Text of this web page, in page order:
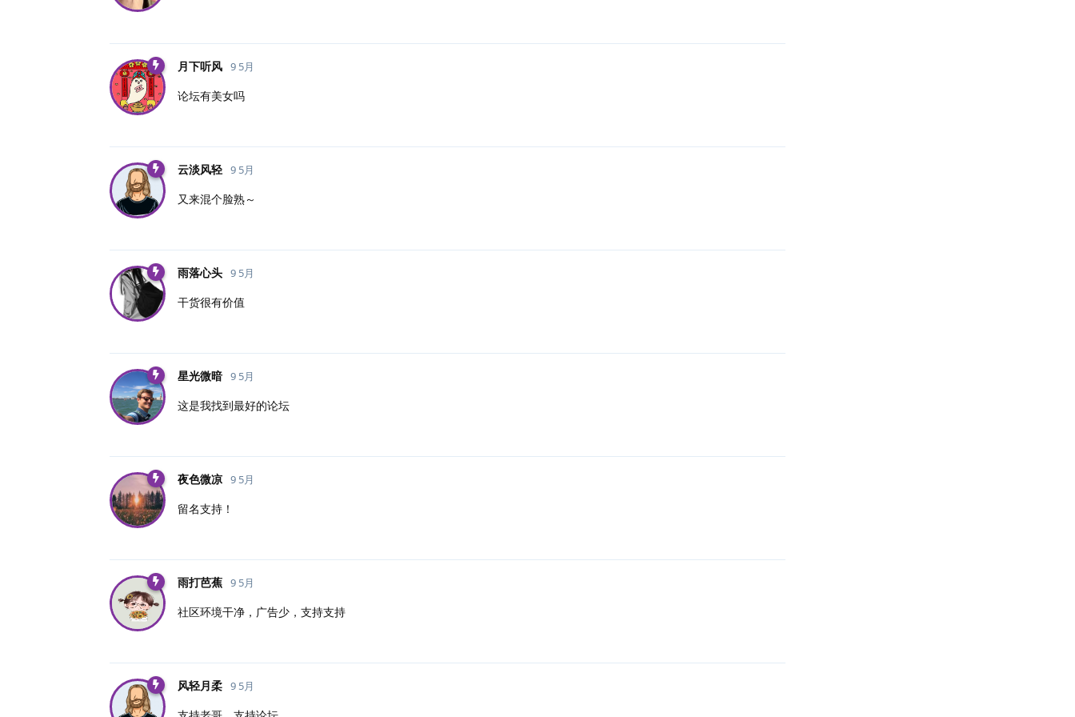
月下听风 9 5月
论坛有美女吗
云淡风轻 9 5月
又来混个脸熟～
雨落心头 9 5月
干货很有价值
星光微暗 9 5月
这是我找到最好的论坛
夜色微凉 9 5月
留名支持！
雨打芭蕉 9 5月
社区环境干净，广告少，支持支持
风轻月柔 9 5月